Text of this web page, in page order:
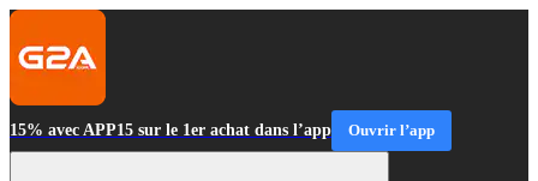
15% avec APP15 sur le 1er achat dans l’app Ouvrir l’app